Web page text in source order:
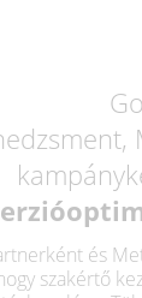
és
szakértő